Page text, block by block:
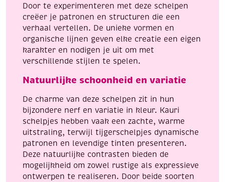
Door te experimenteren met deze schelpen
creëer je patronen en structuren die een
verhaal vertellen. De unieke vormen en
organische lijnen geven elke creatie een eigen
karakter en nodigen je uit om met
verschillende stijlen te spelen.
Natuurlijke schoonheid en variatie
De charme van deze schelpen zit in hun
bijzondere nerf en variatie in kleur. Kauri
schelpjes hebben vaak een zachte, warme
uitstraling, terwijl tijgerschelpjes dynamische
patronen en levendige tinten presenteren.
Deze natuurlijke contrasten bieden de
mogelijkheid om zowel rustige als expressieve
ontwerpen te realiseren. Door beide soorten